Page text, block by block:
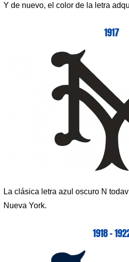
Y de nuevo, el color de la letra
1917
La clásica letra azul oscuro N
Nueva York.
1918 –